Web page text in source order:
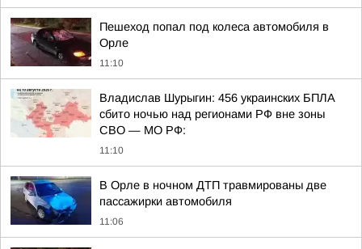
Пешеход попал под колеса автомобиля в
Орле
11:10
Владислав Шурыгин: 456 украинских БПЛА
сбито ночью над регионами РФ вне зоны
СВО — МО РФ:
11:10
В Орле в ночном ДТП травмированы две
пассажирки автомобиля
11:06